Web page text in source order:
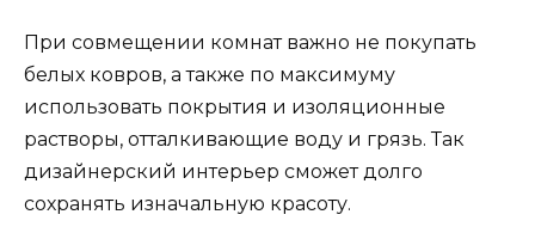
При совмещении комнат важно не покупать
белых ковров, а также по максимуму
использовать покрытия и изоляционные
растворы, отталкивающие воду и грязь. Так
дизайнерский интерьер сможет долго
сохранять изначальную красоту.